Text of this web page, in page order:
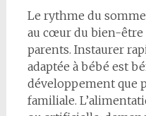
Le rythme du
au cœur du bien-être
parents. Instaurer
adaptée à bébé est
développement que
familiale.